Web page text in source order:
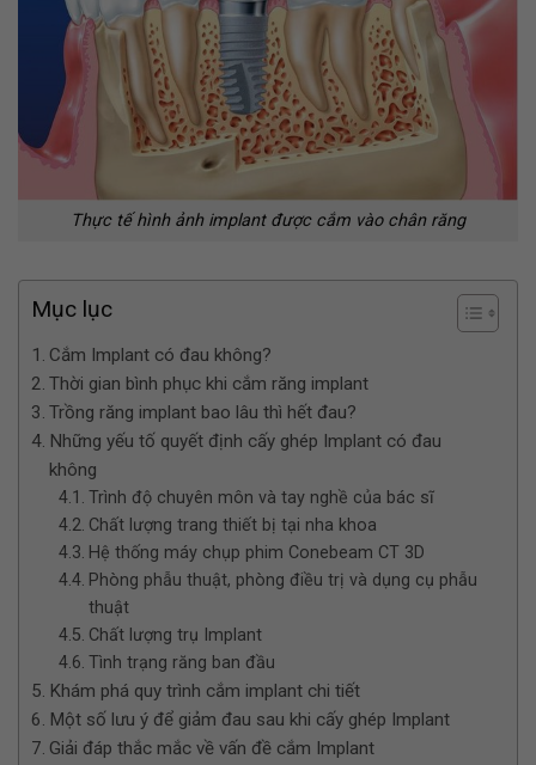
Thực tế hình ảnh implant được cắm vào chân răng
Mục lục
Cắm Implant có đau không?
Thời gian bình phục khi cắm răng implant
Trồng răng implant bao lâu thì hết đau?
Những yếu tố quyết định cấy ghép Implant có đau
không
Trình độ chuyên môn và tay nghề của bác sĩ
Chất lượng trang thiết bị tại nha khoa
Hệ thống máy chụp phim Conebeam CT 3D
Phòng phẫu thuật, phòng điều trị và dụng cụ phẫu
thuật
Chất lượng trụ Implant
Tình trạng răng ban đầu
Khám phá quy trình cắm implant chi tiết
Một số lưu ý để giảm đau sau khi cấy ghép Implant
Giải đáp thắc mắc về vấn đề cắm Implant